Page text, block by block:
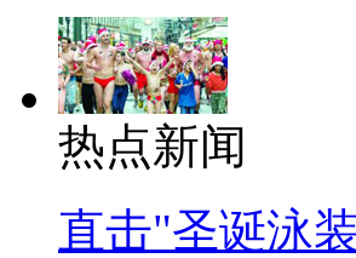
热点新闻
直击"圣诞泳